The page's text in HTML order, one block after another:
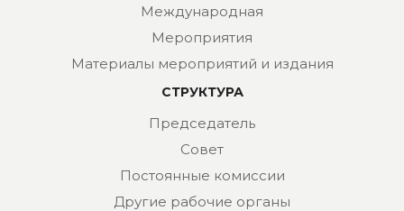
Международная
Мероприятия
Материалы мероприятий и издания
СТРУКТУРА
Председатель
Совет
Постоянные комиссии
Другие рабочие органы